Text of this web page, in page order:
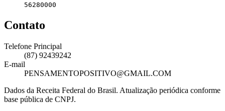
56280000
Contato
Telefone Principal
(87) 92439242
E-mail
PENSAMENTOPOSITIVO@GMAIL.COM
Dados da Receita Federal do Brasil. Atualização periódica conforme
base pública de CNPJ.